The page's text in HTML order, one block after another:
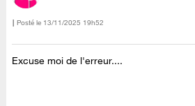
Posté le ‎13/11/2025 19h52
Excuse moi de l'erreur....